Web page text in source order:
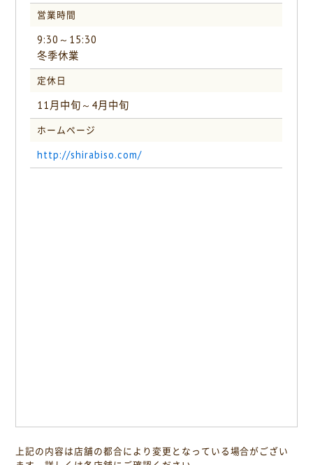
営業時間
9:30～15:30
冬季休業
定休日
11月中旬～4月中旬
ホームページ
http://shirabiso.com/
上記の内容は店舗の都合により変更となっている場合がござい